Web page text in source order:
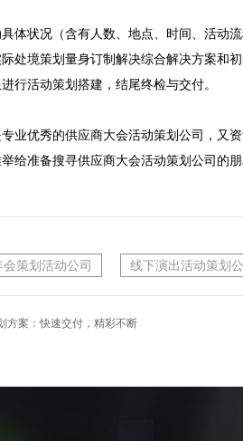
体状况（含有人数、地点、时间、活动
处境策划量身订制解决综合解决方案和
行活动策划搭建，结尾终检与交付。
业优秀的供应商大会活动策划公司，又
给准备搜寻供应商大会活动策划公司的
策划活动公司 线下演出活动策划
方案：快速交付，精彩不断